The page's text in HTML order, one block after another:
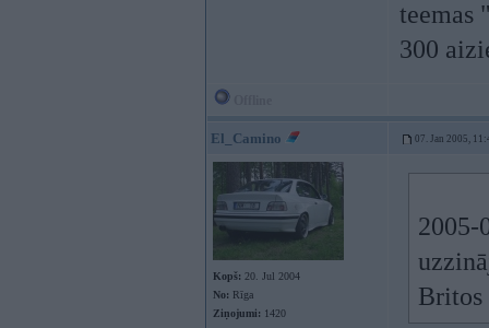
teemas
300
El_Camino 07. Jan 2005,
Kopš: 20. Jul 2004
No: Rīga
Ziņojumi: 1420
2005-
Britos